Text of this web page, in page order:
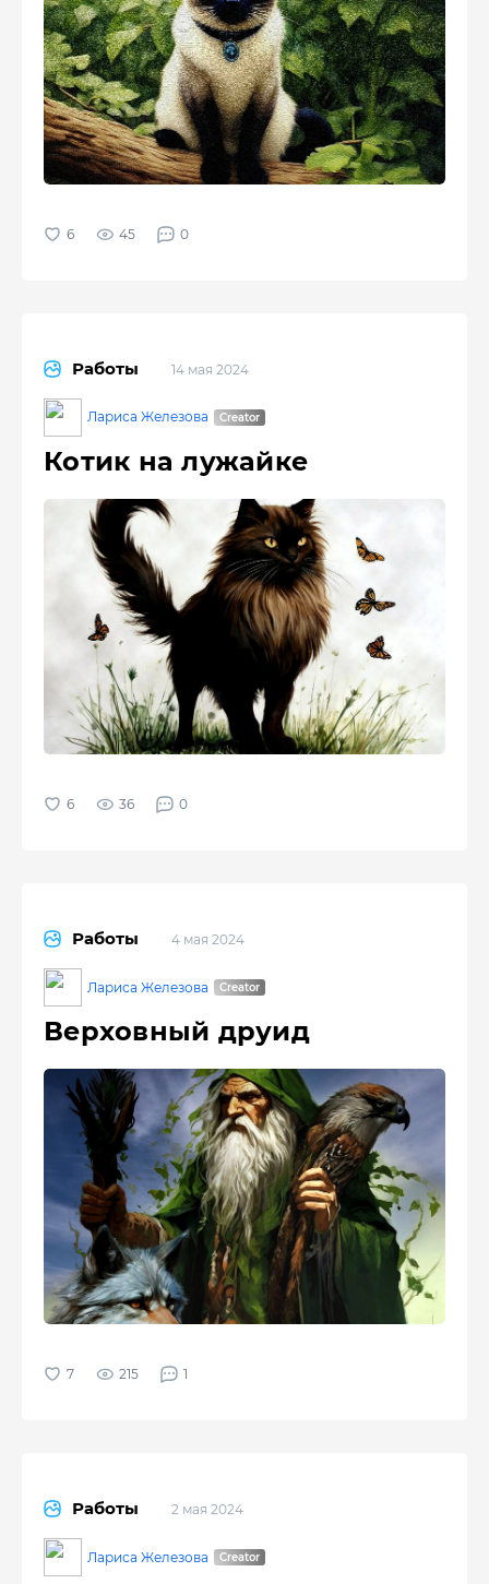
45 0
Работы 14 мая 2024
Лариса Железова
Котик на лужайке
36 0
Работы 4 мая 2024
Лариса Железова
Верховный друид
215 1
Работы 2 мая 2024
Лариса Железова